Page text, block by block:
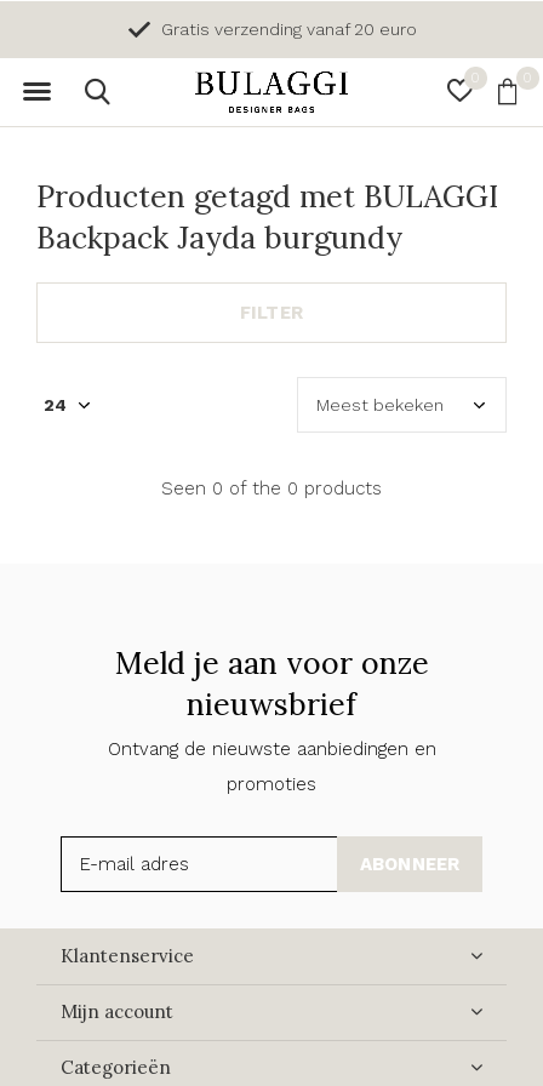
0 0
Gratis verzending vanaf 20 euro
Producten getagd met BULAGGI
Backpack Jayda burgundy
FILTER
Seen 0 of the 0 products
Meld je aan voor onze
nieuwsbrief
Ontvang de nieuwste aanbiedingen en
promoties
ABONNEER
Klantenservice
Mijn account
Categorieën